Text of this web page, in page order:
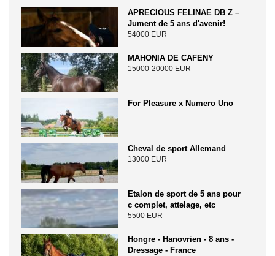
APRECIOUS FELINAE DB Z –
Jument de 5 ans d'avenir!
54000 EUR
MAHONIA DE CAFENY
15000-20000 EUR
For Pleasure x Numero Uno
Cheval de sport Allemand
13000 EUR
Etalon de sport de 5 ans pour
c complet, attelage, etc
5500 EUR
Hongre - Hanovrien - 8 ans -
Dressage - France